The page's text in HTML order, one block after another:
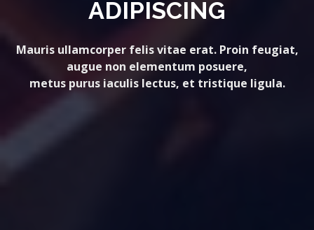
ADIPISCING
Mauris ullamcorper felis vitae erat. Proin feugiat,
augue non elementum posuere,
metus purus iaculis lectus, et tristique ligula.